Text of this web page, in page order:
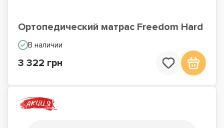
Ортопедический матрас Freedom Hard
В наличии
3 322 грн